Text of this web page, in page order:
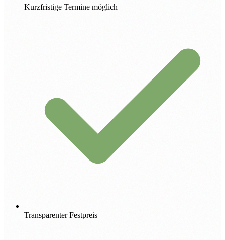
Kurzfristige Termine möglich
Transparenter Festpreis